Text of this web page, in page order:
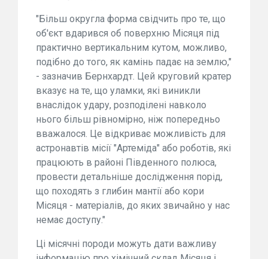
"Більш округла форма свідчить про те, що
об'єкт вдарився об поверхню Місяця під
практично вертикальним кутом, можливо,
подібно до того, як камінь падає на землю,"
- зазначив Бернхардт. Цей круговий кратер
вказує на те, що уламки, які виникли
внаслідок удару, розподілені навколо
нього більш рівномірно, ніж попередньо
вважалося. Це відкриває можливість для
астронавтів місії "Артеміда" або роботів, які
працюють в районі Південного полюса,
провести детальніше дослідження порід,
що походять з глибин мантії або кори
Місяця - матеріалів, до яких звичайно у нас
немає доступу."
Ці місячні породи можуть дати важливу